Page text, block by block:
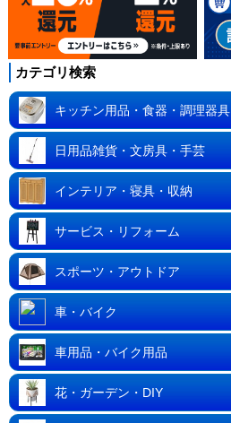
カテゴリ検索
キッチン用品・食器・調理器具
日用品雑貨・文房具・手芸
インテリア・寝具・収納
サービス・リフォーム
スポーツ・アウトドア
車・バイク
車用品・バイク用品
花・ガーデン・DIY